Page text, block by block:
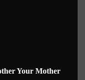
Your Mother